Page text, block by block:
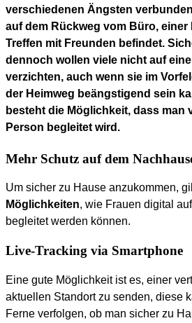
verschiedenen Ängsten
auf dem Rückweg vom Büro, einer
Treffen mit Freunden befindet.
dennoch wollen viele nicht auf
verzichten, auch wenn sie im
der Heimweg beängstigend sein
besteht die Möglichkeit, dass man
Person begleitet wird.
Mehr Schutz auf dem
Um sicher zu Hause anzukommen,
Möglichkeiten, wie Frauen digital
begleitet werden können.
Live-Tracking via Smartphone
Eine gute Möglichkeit ist es, einer
aktuellen Standort zu senden, diese
Ferne verfolgen, ob man sicher zu